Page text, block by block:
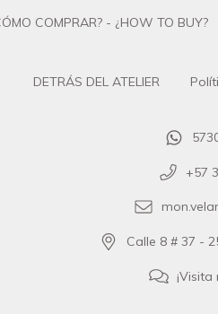
COMPRAR? - ¿HOW TO BUY?
DETRÁS DEL ATELIER
+57
Calle 8 # 37 -